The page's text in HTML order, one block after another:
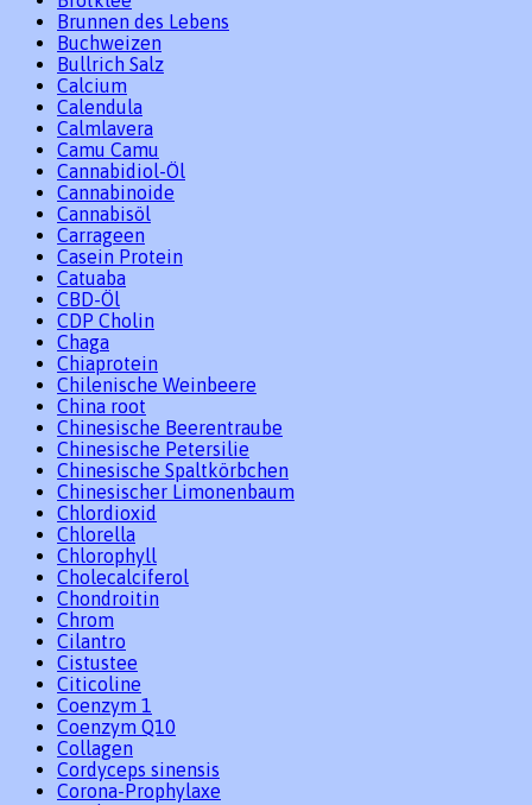
Brunnen des Lebens
Buchweizen
Bullrich Salz
Calcium
Calendula
Calmlavera
Camu Camu
Cannabidiol-Öl
Cannabinoide
Cannabisöl
Carrageen
Casein Protein
Catuaba
CBD-Öl
CDP Cholin
Chaga
Chiaprotein
Chilenische Weinbeere
China root
Chinesische Beerentraube
Chinesische Petersilie
Chinesische Spaltkörbchen
Chinesischer Limonenbaum
Chlordioxid
Chlorella
Chlorophyll
Cholecalciferol
Chondroitin
Chrom
Cilantro
Cistustee
Citicoline
Coenzym 1
Coenzym Q10
Collagen
Cordyceps sinensis
Corona-Prophylaxe